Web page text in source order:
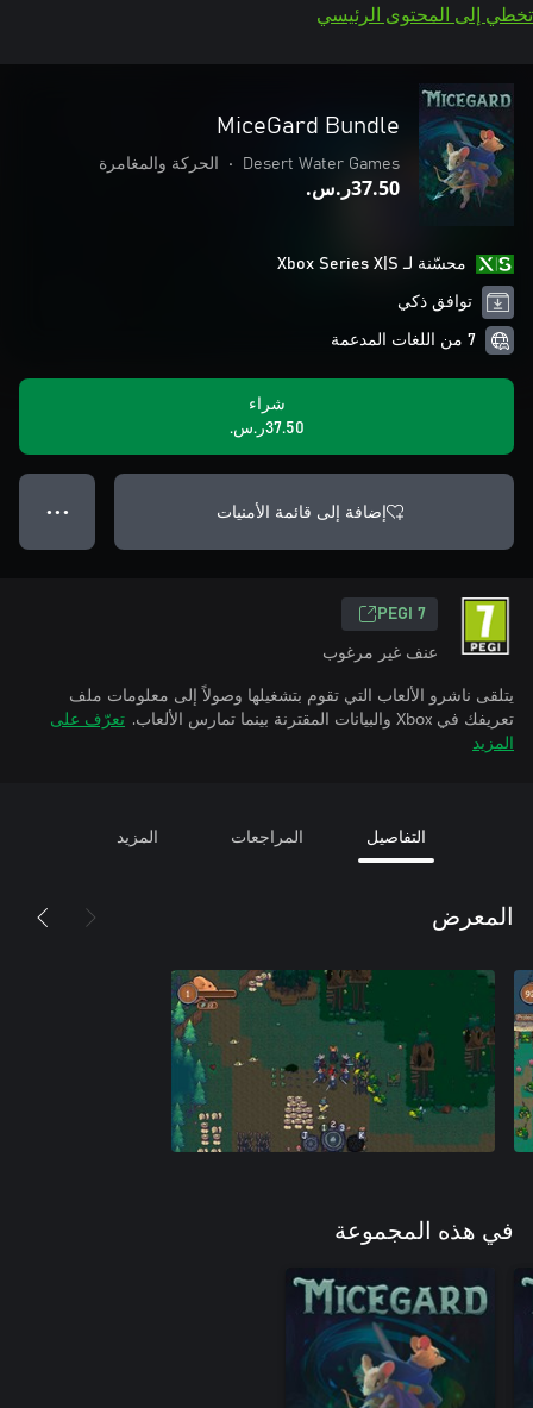
تخطي إلى المحتوى الرئيسي
MiceGard Bundle
Desert Water Games
• الحركة والمغامرة
‪ر.س.‏‎37.50‬
محسّنة لـ Xbox Series X|S
توافق ذكي
7 من اللغات المدعمة
شراء
‪ر.س.‏‎37.50‬
إضافة إلى قائمة الأمنيات ● ● ●
PEGI 7
عنف غير مرغوب
يتلقى ناشرو الألعاب التي تقوم بتشغيلها وصولاً إلى معلومات ملف
تعريفك في Xbox والبيانات المقترنة بينما تمارس الألعاب.
تعرّف على
المزيد
التفاصيل المراجعات المزيد
المعرض
في هذه المجموعة